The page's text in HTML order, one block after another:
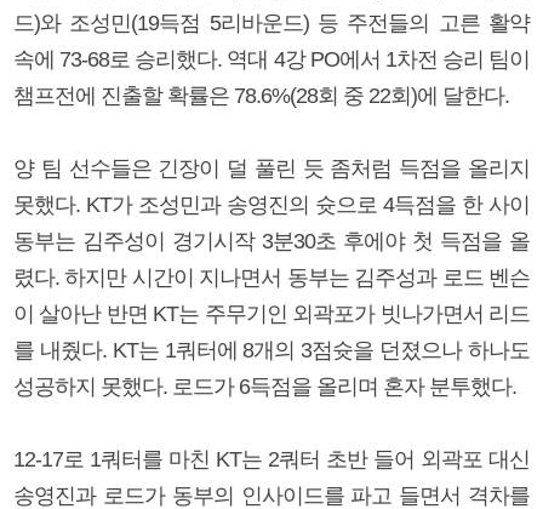
드)와 조성민(19득점 5리바운드) 등 주전들의 고른 활약
속에 73-68로 승리했다. 역대 4강 PO에서 1차전 승리 팀이
챔프전에 진출할 확률은 78.6%(28회 중 22회)에 달한다.
양 팀 선수들은 긴장이 덜 풀린 듯 좀처럼 득점을 올리지
못했다. KT가 조성민과 송영진의 슛으로 4득점을 한 사이
동부는 김주성이 경기시작 3분30초 후에야 첫 득점을 올
렸다. 하지만 시간이 지나면서 동부는 김주성과 로드 벤슨
이 살아난 반면 KT는 주무기인 외곽포가 빗나가면서 리드
를 내줬다. KT는 1쿼터에 8개의 3점슛을 던졌으나 하나도
성공하지 못했다. 로드가 6득점을 올리며 혼자 분투했다.
12-17로 1쿼터를 마친 KT는 2쿼터 초반 들어 외곽포 대신
송영진과 로드가 동부의 인사이드를 파고 들면서 격차를